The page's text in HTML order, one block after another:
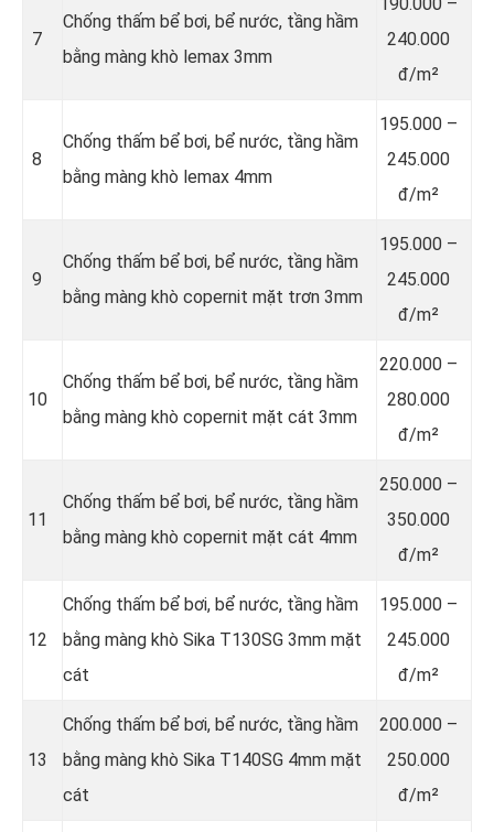
7
Chống thấm bể bơi, bể nước, tầng hầm
bằng màng khò lemax 3mm
240.000
đ/m²
8
Chống thấm bể bơi, bể nước, tầng hầm
bằng màng khò lemax 4mm
195.000 –
245.000
đ/m²
9
Chống thấm bể bơi, bể nước, tầng hầm
bằng màng khò copernit mặt trơn 3mm
195.000 –
245.000
đ/m²
10
Chống thấm bể bơi, bể nước, tầng hầm
bằng màng khò copernit mặt cát 3mm
220.000 –
280.000
đ/m²
11
Chống thấm bể bơi, bể nước, tầng hầm
bằng màng khò copernit mặt cát 4mm
250.000 –
350.000
đ/m²
12
Chống thấm bể bơi, bể nước, tầng hầm
bằng màng khò Sika T130SG 3mm mặt
cát
195.000 –
245.000
đ/m²
13
Chống thấm bể bơi, bể nước, tầng hầm
bằng màng khò Sika T140SG 4mm mặt
cát
200.000 –
250.000
đ/m²